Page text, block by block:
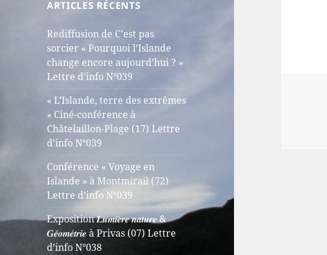
ARTICLES RÉCENTS
Rediffusion de C’est pas
sorcier « Pourquoi l’Islande
change encore aujourd’hui ? »
Lettre d’info N°039
« L’Islande, terre des extrêmes
» Ciné-conférence à
Châtelaillon-Plage (17) Lettre
d’info N°039
Conférence « Voyage en
Islande » à Montmirail (72)
Lettre d’info N°039
Exposition 𝑳𝒖𝒎𝒊𝒆̀𝒓𝒆 𝒏𝒂𝒕𝒖𝒓𝒆 &
𝑮𝒆́𝒐𝒎𝒆́𝒕𝒓𝒊𝒆 à Privas (07) Lettre
d’info N°038